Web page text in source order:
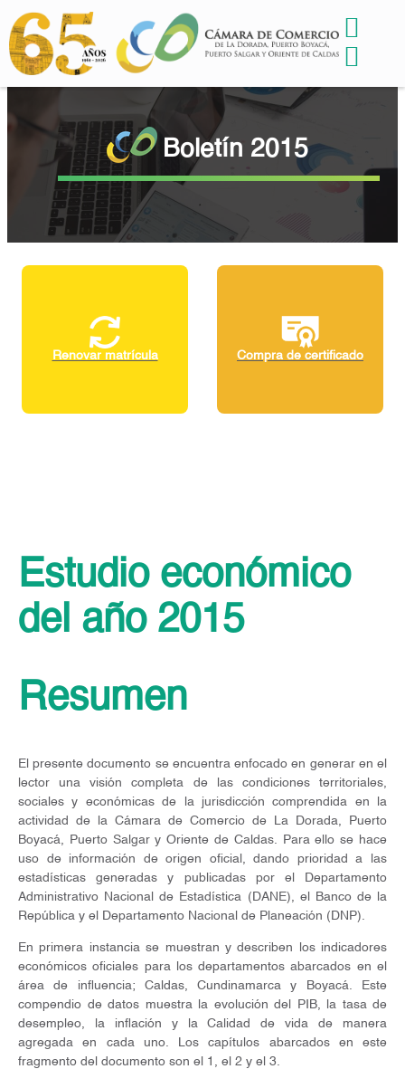
Renovar matrícula Compra de certificado
Boletín 2015
Estudio económico
del año 2015
Resumen
El presente documento se encuentra enfocado en generar en el
lector una visión completa de las condiciones territoriales,
sociales y económicas de la jurisdicción comprendida en la
actividad de la Cámara de Comercio de La Dorada, Puerto
Boyacá, Puerto Salgar y Oriente de Caldas. Para ello se hace
uso de información de origen oficial, dando prioridad a las
estadísticas generadas y publicadas por el Departamento
Administrativo Nacional de Estadística (DANE), el Banco de la
República y el Departamento Nacional de Planeación (DNP).
En primera instancia se muestran y describen los indicadores
económicos oficiales para los departamentos abarcados en el
área de influencia; Caldas, Cundinamarca y Boyacá. Este
compendio de datos muestra la evolución del PIB, la tasa de
desempleo, la inflación y la Calidad de vida de manera
agregada en cada uno. Los capítulos abarcados en este
fragmento del documento son el 1, el 2 y el 3.